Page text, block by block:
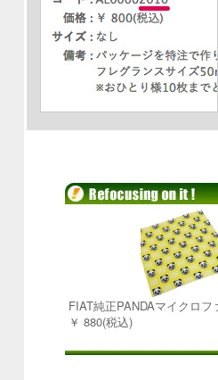
FIAT純正PANDAマイクロ
￥ 880(税込)